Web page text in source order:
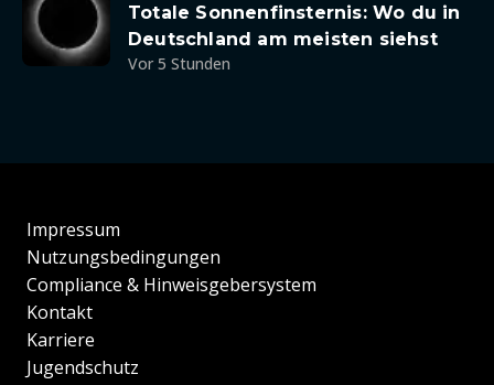
Totale Sonnenfinsternis: Wo du in
Deutschland am meisten siehst
Vor 5 Stunden
Impressum
Nutzungsbedingungen
Compliance & Hinweisgebersystem
Kontakt
Karriere
Jugendschutz